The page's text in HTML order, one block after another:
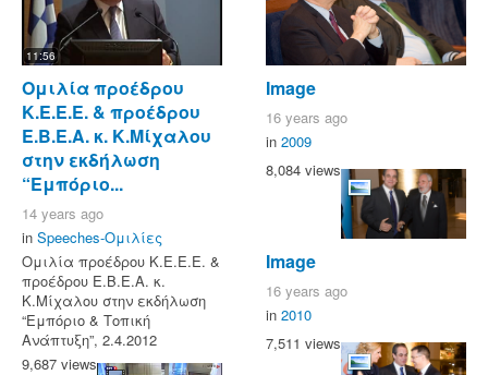
11:56
Ομιλία προέδρου
Κ.Ε.Ε.Ε. & προέδρου
Ε.Β.Ε.Α. κ. Κ.Μίχαλου
στην εκδήλωση
“Εμπόριο...
14 years ago
in Speeches-Ομιλίες
Ομιλία προέδρου Κ.Ε.Ε.Ε. &
προέδρου Ε.Β.Ε.Α. κ.
Κ.Μίχαλου στην εκδήλωση
“Εμπόριο & Τοπική
Ανάπτυξη”, 2.4.2012
9,687 views
Image
16 years ago
in 2009
8,084 views
Image
16 years ago
in 2010
7,511 views